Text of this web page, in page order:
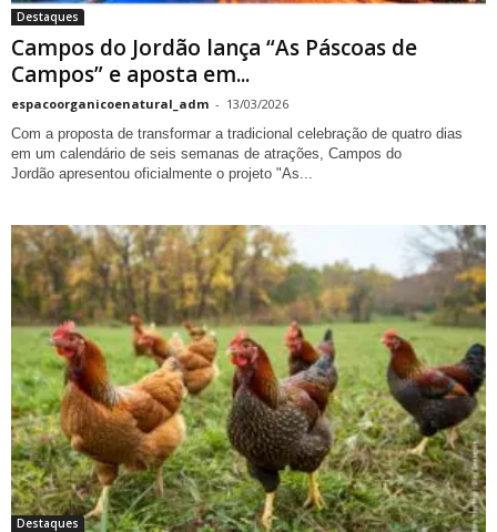
Destaques
Campos do Jordão lança “As Páscoas de
Campos” e aposta em...
espacoorganicoenatural_adm - 13/03/2026
Com a proposta de transformar a tradicional celebração de quatro dias
em um calendário de seis semanas de atrações, Campos do
Jordão apresentou oficialmente o projeto "As...
Destaques